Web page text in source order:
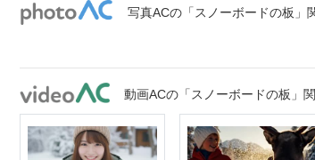
写真ACの「スノーボードの板」
動画ACの「スノーボードの板」